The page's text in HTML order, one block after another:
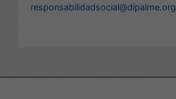
responsabilidadsocial@dipalme.org